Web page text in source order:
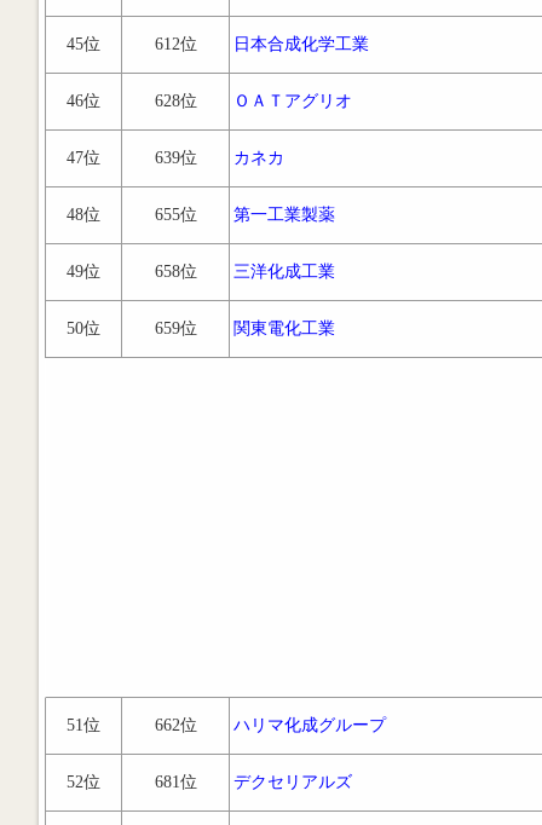
45位 612位 日本合成化学工業
46位 628位 ＯＡＴアグリオ
47位 639位 カネカ
48位 655位 第一工業製薬
49位 658位 三洋化成工業
50位 659位 関東電化工業
51位 662位 ハリマ化成グループ
52位 681位 デクセリアルズ